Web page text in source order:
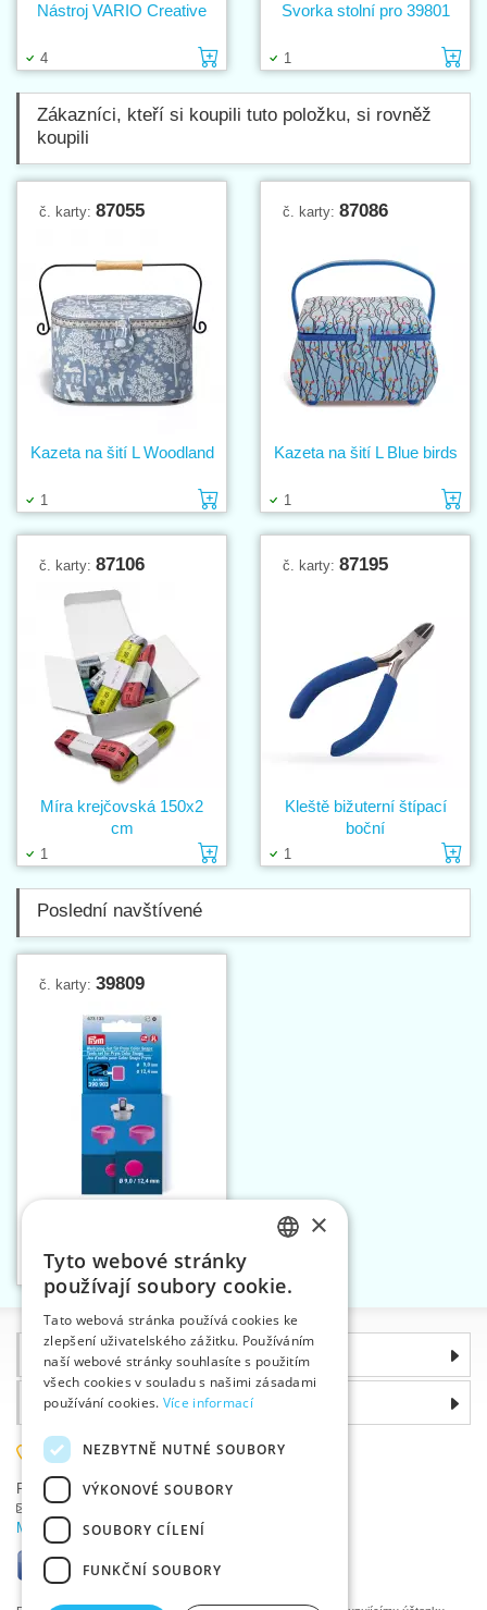
4 Vložit do košíku
Nástroj VARIO Creative
1
Svorka stolní pro 39801
Zákazníci, kteří si koupili tuto položku, si rovněž
koupili
č. karty: 87055
1 Vložit do košíku
Kazeta na šití L Woodland
č. karty: 87086
1
Kazeta na šití L Blue birds
č. karty: 87106
1 Vložit do košíku
Míra krejčovská 150x2
cm
č. karty: 87195
1
Kleště bižuterní štípací
boční
Poslední navštívené
č. karty: 39809
Vložit do košíku
Informace
Proč si zvolit právě nás
585 051 217
Plzeňská 868, 783 91 Uničov, Česká republika
Položit dotaz
Máte problémy s přihlášením ?
ENGLISH
GERMAN
×
Tyto webové stránky
používají soubory cookie.
Tato webová stránka používá cookies ke
zlepšení uživatelského zážitku. Používáním
naší webové stránky souhlasíte s použitím
všech cookies v souladu s našimi zásadami
používání cookies. Více informací
NEZBYTNĚ NUTNÉ SOUBORY
VÝKONOVÉ SOUBORY
SOUBORY CÍLENÍ
FUNKČNÍ SOUBORY